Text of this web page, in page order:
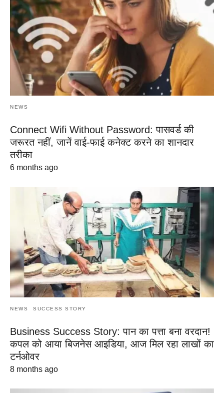
NEWS
Connect Wifi Without Password: पासवर्ड की
जरूरत नहीं, जानें वाई-फाई कनेक्ट करने का शानदार
तरीका
6 months ago
NEWS SUCCESS STORY
Business Success Story: पान का पत्ता बना वरदान!
कपल को आया बिजनेस आइडिया, आज मिल रहा लाखों का
टर्नओवर
8 months ago